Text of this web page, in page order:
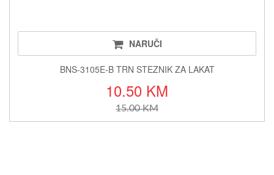
NARUČI
BNS-3105E-B TRN STEZNIK ZA LAKAT
10.50 KM
15.00 KM